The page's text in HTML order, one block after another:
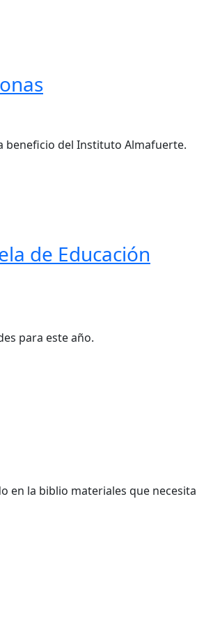
beneficio del Instituto Almafuerte.
de Educación
para este año.
en la biblio materiales que necesita